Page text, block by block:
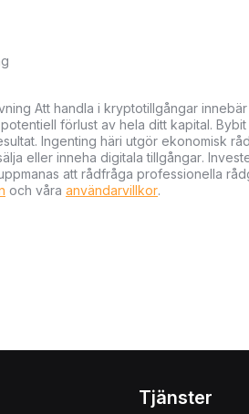
Att handla i kryptotillgångar
förlust av hela ditt kapital.
Ingenting häri utgör ekonomisk
eller inneha digitala tillgångar.
att rådfråga professionella
och våra användarvillkor.
Tjänster